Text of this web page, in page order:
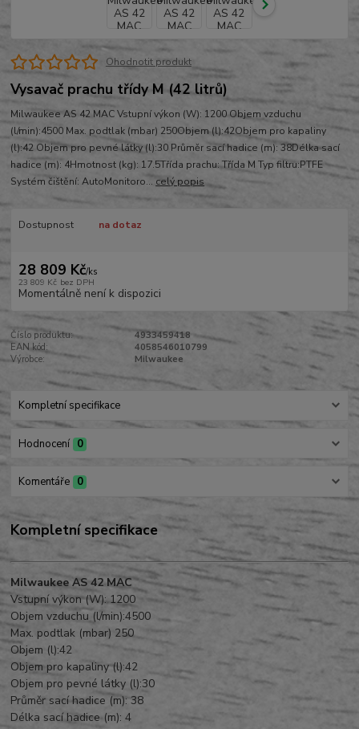
Ohodnotit produkt
Vysavač prachu třídy M (42 litrů)
Milwaukee AS 42 MAC Vstupní výkon (W): 1200 Objem vzduchu
(l/min):4500 Max. podtlak (mbar) 250Objem (l):42Objem pro kapaliny
(l):42 Objem pro pevné látky (l):30 Průměr sací hadice (m): 38Délka sací
hadice (m): 4Hmotnost (kg): 17.5Třída prachu: Třída M Typ filtru:PTFE
Systém čištění: AutoMonitoro... celý popis
Dostupnost na dotaz
28 809 Kč/ks
23 809 Kč bez DPH
Momentálně není k dispozici
Číslo produktu:
4933459418
EAN kód:
4058546010799
Výrobce:
Milwaukee
Kompletní specifikace
Hodnocení 0
Komentáře 0
Kompletní specifikace
Milwaukee AS 42 MAC
Vstupní výkon (W): 1200
Objem vzduchu (l/min):4500
Max. podtlak (mbar) 250
Objem (l):42
Objem pro kapaliny (l):42
Objem pro pevné látky (l):30
Průměr sací hadice (m): 38
Délka sací hadice (m): 4